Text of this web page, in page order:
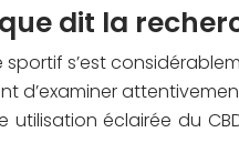
dit la
sportif s’est
d’examiner
utilisation éclairée du